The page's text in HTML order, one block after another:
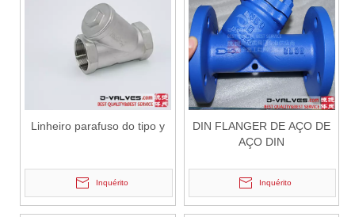
Como selecionar a válvula de retenção oscilante 150LB de 18-
Linheiro parafuso do tipo y
Inquérito
DIN FLANGER DE AÇO DE
AÇO DIN
Inquérito